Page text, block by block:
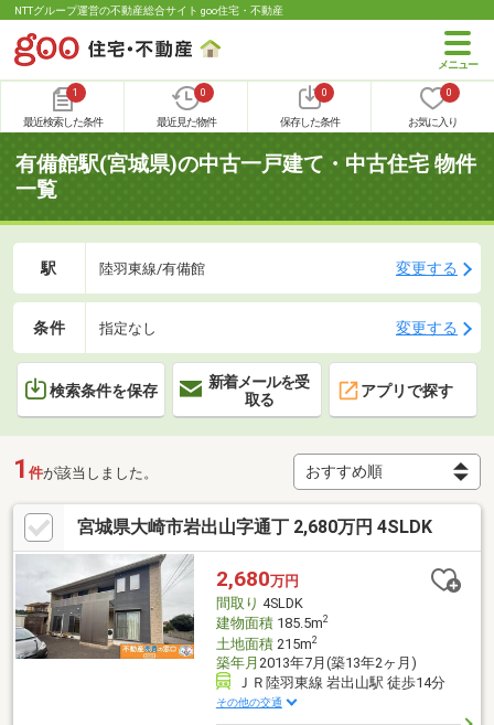
NTTグループ運営の不動産総合サイト goo住宅・不動産
1
最近検索した条件
0
最近見た物件
0
保存した条件
0
お気に入り
有備館駅(宮城県)の中古一戸建て・中古住宅 物件
一覧
駅 陸羽東線/有備館 変更する
条件 指定なし 変更する
検索条件を保存
新着メールを受
取る
アプリで探す
1 件が該当しました。
宮城県大崎市岩出山字通丁 2,680万円 4SLDK
2,680万円
間取り 4SLDK
建物面積185.5m2
土地面積215m2
築年月 2013年7月(築13年2ヶ月)
ＪＲ陸羽東線 岩出山駅 徒歩14分
その他の交通